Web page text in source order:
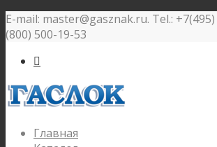
E-mail: master@gasznak.ru. Tel.:
(800) 500-19-53

Главная